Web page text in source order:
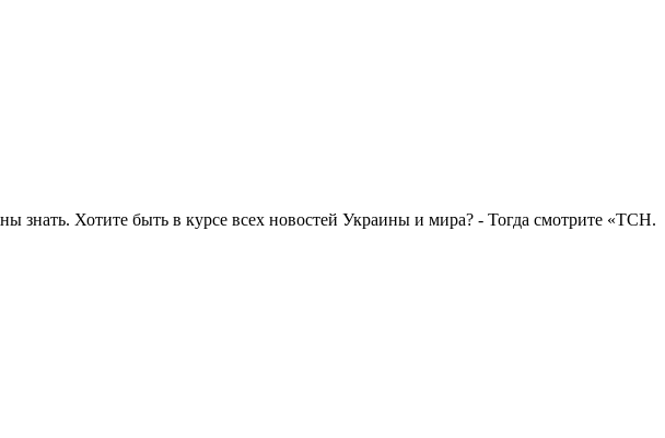
знать. Хотите быть в курсе всех новостей Украины и мира? - Тогда смотрите «ТСН.